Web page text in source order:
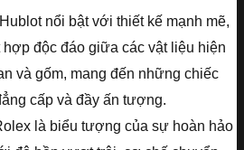
nổi bật với thiết kế mạnh mẽ,
độc đáo giữa các vật liệu hiện
và gốm, mang đến những chiếc
cấp và đầy ấn tượng.
là biểu tượng của sự hoàn hảo